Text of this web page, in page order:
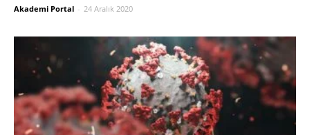
Akademi Portal - 24 Aralık 2020